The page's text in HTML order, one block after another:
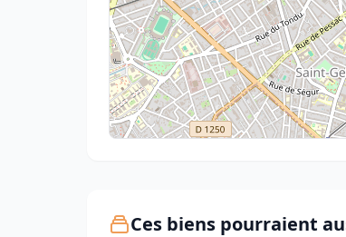
Ces biens pourraient